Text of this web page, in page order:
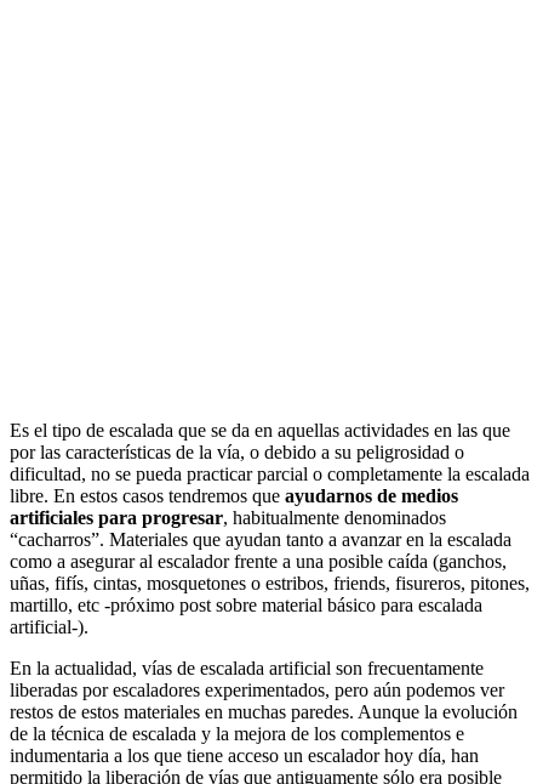
Es el tipo de escalada que se da en aquellas actividades en las que
por las características de la vía, o debido a su peligrosidad o
dificultad, no se pueda practicar parcial o completamente la escalada
libre. En estos casos tendremos que ayudarnos de medios
artificiales para progresar, habitualmente denominados
“cacharros”. Materiales que ayudan tanto a avanzar en la escalada
como a asegurar al escalador frente a una posible caída (ganchos,
uñas, fifís, cintas, mosquetones o estribos, friends, fisureros, pitones,
martillo, etc -próximo post sobre material básico para escalada
artificial-).
En la actualidad, vías de escalada artificial son frecuentamente
liberadas por escaladores experimentados, pero aún podemos ver
restos de estos materiales en muchas paredes. Aunque la evolución
de la técnica de escalada y la mejora de los complementos e
indumentaria a los que tiene acceso un escalador hoy día, han
permitido la liberación de vías que antiguamente sólo era posible